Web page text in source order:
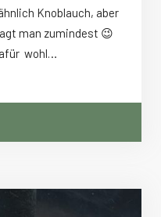
Knoblauch, aber
man zumindest 😉
wohl…